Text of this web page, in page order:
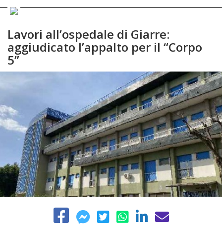
Lavori all’ospedale di Giarre:
aggiudicato l’appalto per il “Corpo
5”